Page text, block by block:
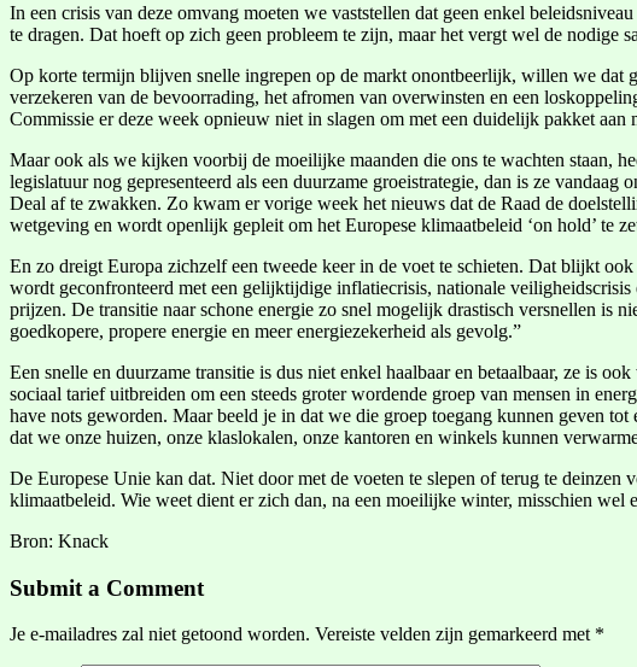
In een crisis van deze omvang moeten we vaststellen dat geen enkel
te dragen. Dat hoeft op zich geen probleem te zijn, maar het vergt wel de nodige
Op korte termijn blijven snelle ingrepen op de markt onontbeerlijk, willen we dat
verzekeren van de bevoorrading, het afromen van overwinsten en een
Commissie er deze week opnieuw niet in slagen om met een duidelijk pakket
Maar ook als we kijken voorbij de moeilijke maanden die ons te wachten staan,
legislatuur nog gepresenteerd als een duurzame groeistrategie, dan is ze
Deal af te zwakken. Zo kwam er vorige week het nieuws dat de Raad de
wetgeving en wordt openlijk gepleit om het Europese klimaatbeleid ‘on hold’ te
En zo dreigt Europa zichzelf een tweede keer in de voet te schieten. Dat blijkt
wordt geconfronteerd met een gelijktijdige inflatiecrisis, nationale
prijzen. De transitie naar schone energie zo snel mogelijk drastisch versnellen is
goedkopere, propere energie en meer energiezekerheid als gevolg.”
Een snelle en duurzame transitie is dus niet enkel haalbaar en betaalbaar, ze is
sociaal tarief uitbreiden om een steeds groter wordende groep van mensen in
have nots geworden. Maar beeld je in dat we die groep toegang kunnen geven
dat we onze huizen, onze klaslokalen, onze kantoren en winkels kunnen
De Europese Unie kan dat. Niet door met de voeten te slepen of terug te deinzen
klimaatbeleid. Wie weet dient er zich dan, na een moeilijke winter, misschien wel
Bron: Knack
Submit a Comment
Je e-mailadres zal niet getoond worden. Vereiste velden zijn gemarkeerd met *